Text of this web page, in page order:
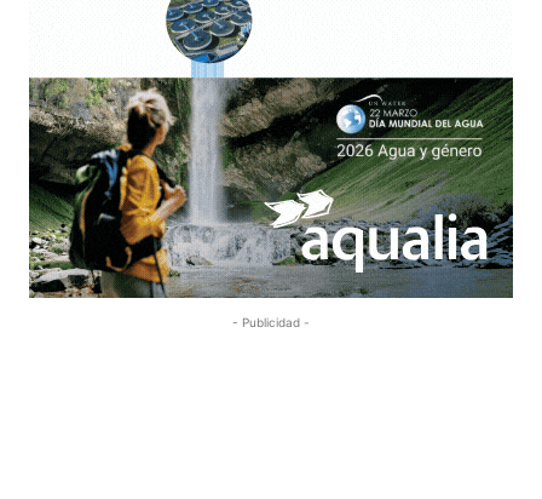
- Publicidad -